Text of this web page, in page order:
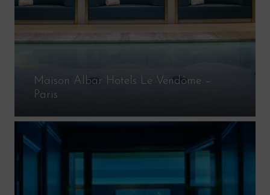
Maison Albar Hotels Le Vendôme –
Paris